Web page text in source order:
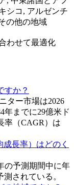
シコ, アルゼンチ
の他の地域
わせて最適化
すか？
ター市場は2026
年までに29億米ド
率（CAGR）は
長率）はどのく
の予測期間中に年
されている。